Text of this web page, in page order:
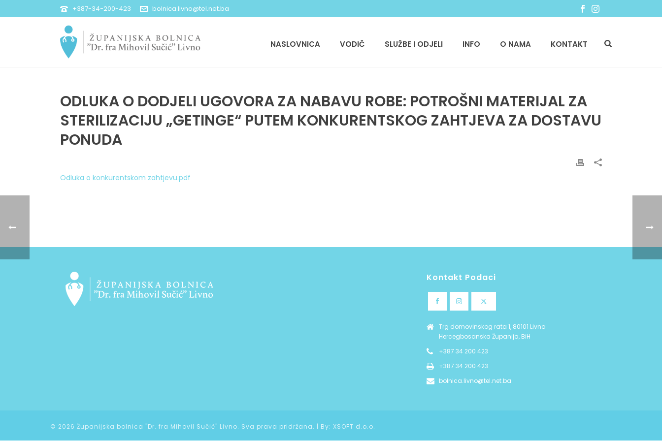
+387-34-200-423 bolnica.livno@tel.net.ba
NASLOVNICA VODIČ SLUŽBE I ODJELI INFO O NAMA KONTAKT
ODLUKA O DODJELI UGOVORA ZA NABAVU ROBE: POTROŠNI MATERIJAL ZA
STERILIZACIJU „GETINGE“ PUTEM KONKURENTSKOG ZAHTJEVA ZA DOSTAVU
PONUDA
Odluka o konkurentskom zahtjevu.pdf
Kontakt Podaci
Trg domovinskog rata 1, 80101 Livno
Hercegbosanska Županija, BiH
+387 34 200 423
+387 34 200 423
bolnica.livno@tel.net.ba
© 2026 Županijska bolnica "Dr. fra Mihovil Sučić" Livno. Sva prava pridržana. | By: XSOFT d.o.o.